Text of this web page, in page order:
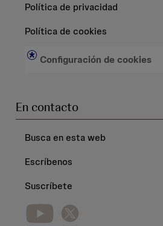
Política de privacidad
Política de cookies
Configuración de cookies
En contacto
Busca en esta web
Escríbenos
Suscríbete